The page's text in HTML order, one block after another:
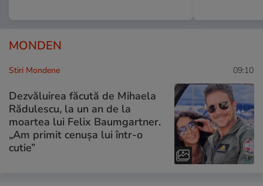
MONDEN
Stiri Mondene 09:10
Dezvăluirea făcută de Mihaela
Rădulescu, la un an de la
moartea lui Felix Baumgartner.
„Am primit cenușa lui într-o
cutie”